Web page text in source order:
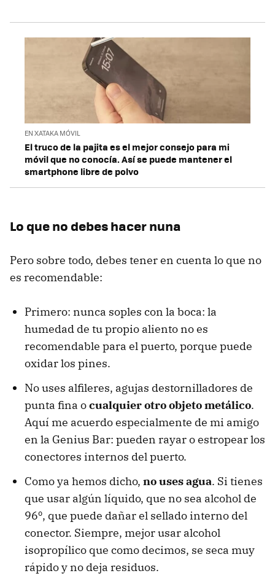
EN XATAKA MÓVIL
El truco de la pajita es el mejor consejo para mi
móvil que no conocía. Así se puede mantener el
smartphone libre de polvo
Lo que no debes hacer nuna
Pero sobre todo, debes tener en cuenta lo que no
es recomendable:
Primero: nunca soples con la boca: la
humedad de tu propio aliento no es
recomendable para el puerto, porque puede
oxidar los pines.
No uses alfileres, agujas destornilladores de
punta fina ocualquier otro objeto metálico.
Aquí me acuerdo especialmente de mi amigo
en la Genius Bar: pueden rayar o estropear los
conectores internos del puerto.
Como ya hemos dicho, no uses agua. Si tienes
que usar algún líquido, que no sea alcohol de
96º, que puede dañar el sellado interno del
conector. Siempre, mejor usar alcohol
isopropílico que como decimos, se seca muy
rápido y no deja residuos.